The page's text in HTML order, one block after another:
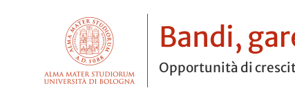
Bandi,
Opportunità di